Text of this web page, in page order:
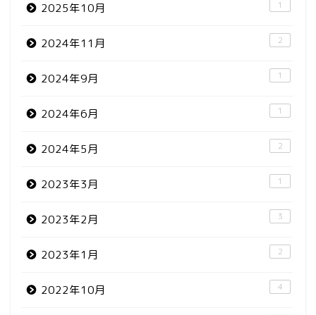
2025年10月 1
2024年11月 2
2024年9月 1
2024年6月 1
2024年5月 2
2023年3月 1
2023年2月 3
2023年1月 2
2022年10月 4